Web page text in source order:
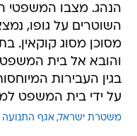
הנהג. מצבו המשפטי
השוטרים על גופו,
מסוכן מסוג קוקאין.
והובא אל בית
בגין העבירות
על ידי בית המשפט
משטרת ישראל אגף התנועה